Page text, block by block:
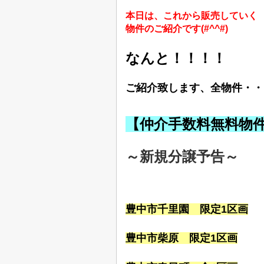
本日は、これから販売していく
物件のご紹介です(#^^#)
なんと！！！！
ご紹介致します、全物件・・
【仲介手数料無料物
～新規分譲予告～
豊中市千里園 限定1区画
豊中市柴原 限定1区画